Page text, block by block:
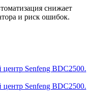
снижает
и риск ошибок.